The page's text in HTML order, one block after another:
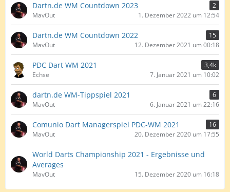
Dartn.de WM Countdown 2023
2
MavOut
1. Dezember 2022 um 12:54
Dartn.de WM Countdown 2022
15
MavOut
12. Dezember 2021 um 00:18
PDC Dart WM 2021
3,4k
Echse
7. Januar 2021 um 10:02
dartn.de WM-Tippspiel 2021
6
MavOut
6. Januar 2021 um 22:16
Comunio Dart Managerspiel PDC-WM 2021
16
MavOut
20. Dezember 2020 um 17:55
World Darts Championship 2021 - Ergebnisse und
Averages
MavOut 15. Dezember 2020 um 16:18